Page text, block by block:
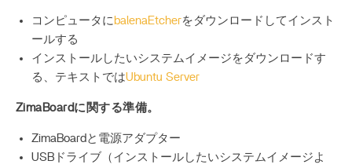
コンピュータに balenaEtcherをダウンロードしてインスト
ールする
インストールしたいシステムイメージをダウンロードす
る、テキストではUbuntu Server
ZimaBoardに関する準備。
ZimaBoardと電源アダプター
USBドライブ（インストールしたいシステムイメージよ